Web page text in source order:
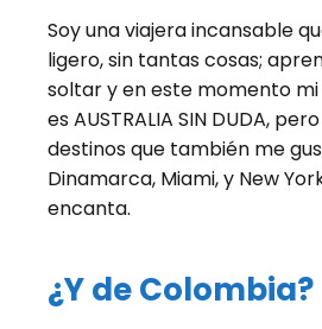
Soy una viajera incansable
ligero, sin tantas cosas;
soltar y en este momento
es AUSTRALIA SIN DUDA,
destinos que también me
Dinamarca, Miami, y New
encanta.
¿Y de Colombia?